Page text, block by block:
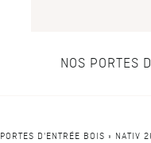
NOS PORTES
Nos
Conseils
PORTES D'ENTRÉE BOIS » NATIV